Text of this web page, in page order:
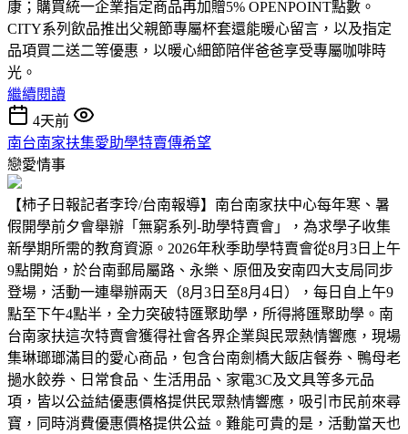
康；購買統一企業指定商品再加贈5% OPENPOINT點數。
CITY系列飲品推出父親節專屬杯套還能暖心留言，以及指定
品項買二送二等優惠，以暖心細節陪伴爸爸享受專屬咖啡時
光。
繼續閱讀
4天前
南台南家扶集愛助學特賣傳希望
戀愛情事
【柿子日報記者李玲/台南報導】南台南家扶中心每年寒、暑
假開學前夕會舉辦「無窮系列-助學特賣會」，為求學子收集
新學期所需的教育資源。2026年秋季助學特賣會從8月3日上午
9點開始，於台南郵局屬路、永樂、原佃及安南四大支局同步
登場，活動一連舉辦兩天（8月3日至8月4日），每日自上午9
點至下午4點半，全力突破特匯聚助學，所得將匯聚助學。南
台南家扶這次特賣會獲得社會各界企業與民眾熱情響應，現場
集琳瑯瑯滿目的愛心商品，包含台南劍橋大飯店餐券、鴨母老
撾水餃券、日常食品、生活用品、家電3C及文具等多元品
項，皆以公益結優惠價格提供民眾熱情響應，吸引市民前來尋
寶，同時消費優惠價格提供公益。難能可貴的是，活動當天也